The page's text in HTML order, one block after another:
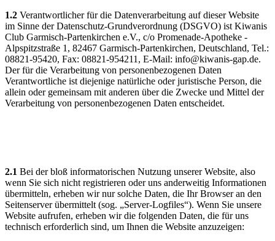
1.2 Verantwortlicher für die Datenverarbeitung auf dieser Website
im Sinne der Datenschutz-Grundverordnung (DSGVO) ist Kiwanis
Club Garmisch-Partenkirchen e.V., c/o Promenade-Apotheke -
Alpspitzstraße 1, 82467 Garmisch-Partenkirchen, Deutschland, Tel.:
08821-95420, Fax: 08821-954211, E-Mail: info@kiwanis-gap.de.
Der für die Verarbeitung von personenbezogenen Daten
Verantwortliche ist diejenige natürliche oder juristische Person, die
allein oder gemeinsam mit anderen über die Zwecke und Mittel der
Verarbeitung von personenbezogenen Daten entscheidet.
2.1 Bei der bloß informatorischen Nutzung unserer Website, also
wenn Sie sich nicht registrieren oder uns anderweitig Informationen
übermitteln, erheben wir nur solche Daten, die Ihr Browser an den
Seitenserver übermittelt (sog. „Server-Logfiles“). Wenn Sie unsere
Website aufrufen, erheben wir die folgenden Daten, die für uns
technisch erforderlich sind, um Ihnen die Website anzuzeigen: